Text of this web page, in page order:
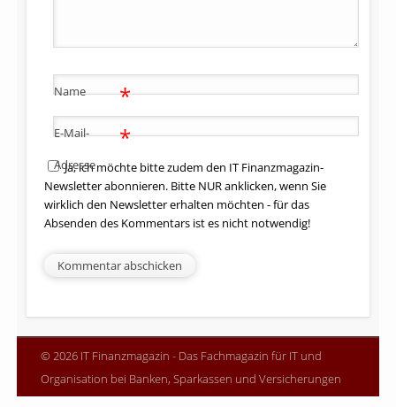
Name *
E-Mail-
Adresse
*
Ja, ich möchte bitte zudem den IT Finanzmagazin-
Newsletter abonnieren. Bitte NUR anklicken, wenn Sie
wirklich den Newsletter erhalten möchten - für das
Absenden des Kommentars ist es nicht notwendig!
© 2026 IT Finanzmagazin - Das Fachmagazin für IT und
Organisation bei Banken, Sparkassen und Versicherungen